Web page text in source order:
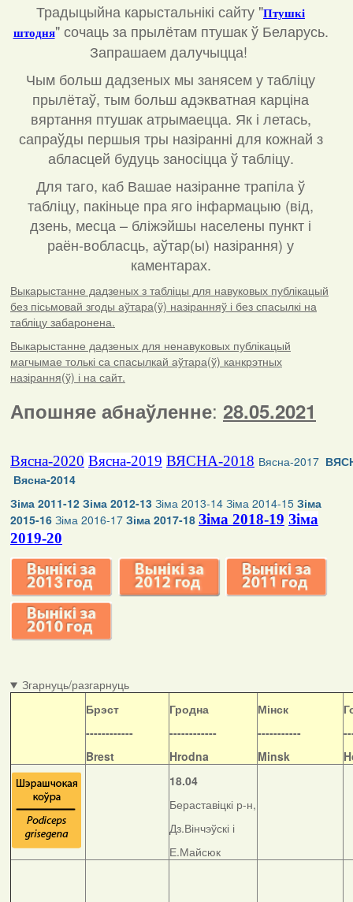
Традыцыйна карыстальнікі сайту "Птушкі
штодня" сочаць за прылётам птушак ў Беларусь.
Запрашаем далучыцца!
Чым больш дадзеных мы занясем у табліцу
прылётаў, тым больш адэкватная карціна
вяртання птушак атрымаецца. Як і летась,
сапраўды першыя тры назіранні для кожнай з
абласцей будуць заносіцца ў табліцу.
Для таго, каб Вашае назіранне трапіла ў
табліцу, пакіньце пра яго інфармацыю (від,
дзень, месца – бліжэйшы населены пункт і
раён-вобласць, аўтар(ы) назірання) у
каментарах.
Выкарыстанне дадзеных з табліцы для навуковых публікацый
без пісьмовай згоды аўтара(ў) назіранняў і без спасылкі на
табліцу забаронена.
Выкарыстанне дадзеных для ненавуковых публікацый
магчымае толькі са спасылкай аўтара(ў) канкрэтных
назірання(ў) і на сайт.
Апошняе абнаўленне: 28.05.2021
Вясна-2020 Вясна-2019 ВЯСНА-2018 Вясна-2017
Вясна-2014
Зіма 2011-12 Зіма 2012-13 Зіма 2013-14 Зіма 2014-15 Зіма
2015-16 Зіма 2016-17 Зіма 2017-18 Зіма 2018-19 Зіма
2019-20
Згарнуць/разгарнуць
Брэст
------------
Brest
Гродна
------------
Hrodna
Мінск
-----------
Minsk
18.04
Бераставіцкі р-н,
Дз.Вінчэўскі і
Е.Майсюк